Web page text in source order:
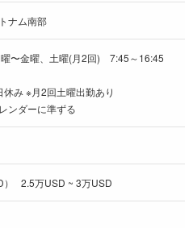
ナム南部
曜〜金曜、土曜(月2回) 7:45～16:45
み ※月2回土曜出勤あり
ンダーに準ずる
） 2.5万USD ~ 3万USD